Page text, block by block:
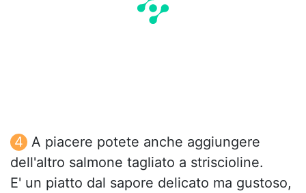
A piacere potete anche aggiungere
dell'altro salmone tagliato a striscioline.
E' un piatto dal sapore delicato ma gustoso,